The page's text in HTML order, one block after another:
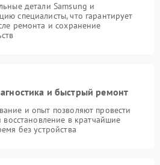
детали Samsung и
специалисты, что гарантирует
ремонта и сохранение
и быстрый ремонт
и опыт позволяют провести
восстановление в кратчайшие
без устройства